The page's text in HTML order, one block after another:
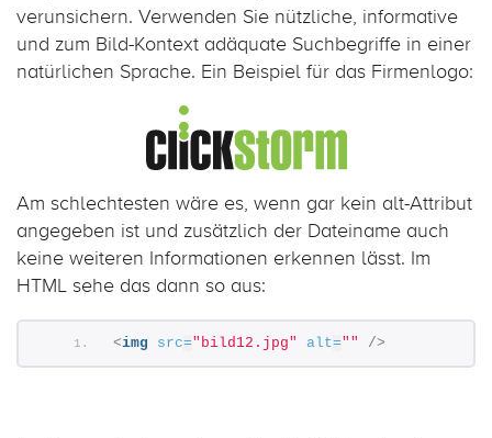
verunsichern. Verwenden Sie nützliche, informative
und zum Bild-Kontext adäquate Suchbegriffe in einer
natürlichen Sprache. Ein Beispiel für das Firmenlogo:
Am schlechtesten wäre es, wenn gar kein alt-Attribut
angegeben ist und zusätzlich der Dateiname auch
keine weiteren Informationen erkennen lässt. Im
HTML sehe das dann so aus:
<img src="bild12.jpg" alt="" />